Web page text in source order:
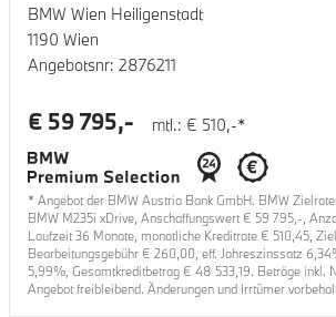
BMW Wien Heiligenstadt
1190 Wien
Angebotsnr: 2876211
mtl.: € 510,-*
€ 59 795,-
* Angebot der BMW Austria Bank GmbH. BMW
BMW M235i xDrive, Anschaffungswert € 59 795,-,
Laufzeit36 Monate, monatliche Kreditrate € 510,45,
Bearbeitungsgebühr € 260,00, eff. Jahreszinssatz 6,34
5,99%, Gesamtkreditbetrag € 48 533,19. Beträge inkl.
Angebot freibleibend. Änderungen und Irrtümer